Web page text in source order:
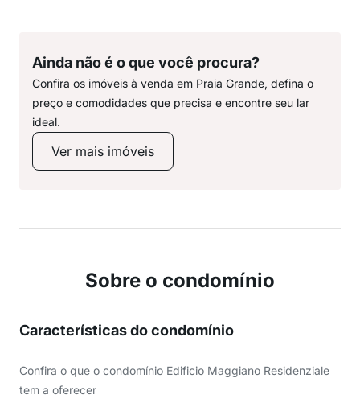
Ainda não é o que você procura?
Confira os imóveis à venda em Praia Grande, defina o
preço e comodidades que precisa e encontre seu lar
ideal.
Ver mais imóveis
Sobre o condomínio
Características do condomínio
Confira o que o condomínio Edificio Maggiano Residenziale
tem a oferecer